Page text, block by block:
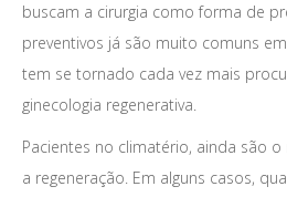
buscam a cirurgia como forma de
preventivos já são muito comuns
tem se tornado cada vez mais
ginecologia regenerativa.
Pacientes no climatério, ainda são
a regeneração. Em alguns casos,